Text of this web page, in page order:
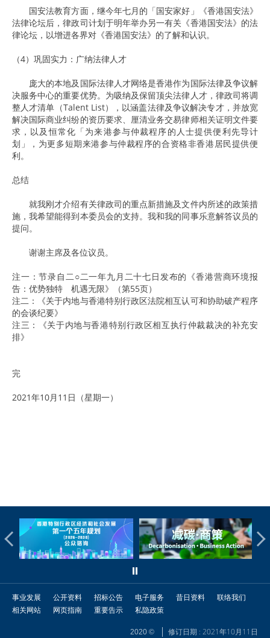
国安法教育方面，继今年七月的「国安家好」《香港国安法》
法律论坛后，律政司计划于明年举办另一有关《香港国安法》的法
律论坛，以增进各界对《香港国安法》的了解和认识。
（4）巩固实力：广纳法律人才
庞大的本地及国际法律人才网络是香港作为国际法律及争议解
决服务中心的重要优势。为吸纳及保留顶尖法律人才，律政司将调
整人才清单（Talent List），以涵盖法律及争议解决专才，并放宽
解决国际商业纠纷的资历要求、厘清业务交易律师相关证明文件要
求，以及恒常化「为来港参与仲裁程序的人士提供便利先导计
划」，为更多短期来港参与仲裁程序的合资格非香港居民提供便
利。
总结
就我刚才介绍有关律政司的重点新措施及文件内所述的政策措
施，我希望能得到本委员会的支持。我和我的同事乐意解答议员的
提问。
谢谢主席及各位议员。
注一：节录自二○二一年九月二十七日发布的《香港营商环境报
告：优势独特 机遇无限》（第55页）
注二：《关于内地与香港特别行政区法院相互认可和协助破产程序
的会谈纪要》
注三：《关于内地与香港特别行政区相互执行仲裁裁决的补充安
排》
完
2021年10月11日（星期一）
事业发展 公开资料 招标公告 电子服务 昔日资料
联络我们
相关网站
网页指南 重要告示 私隐政策
2020 © 修订日期 : 2021年10月11日